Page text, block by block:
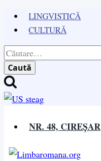
Skip
content
LINGVISTICĂ
CULTURĂ
Caută
după:
NR. 48, CIREȘAR